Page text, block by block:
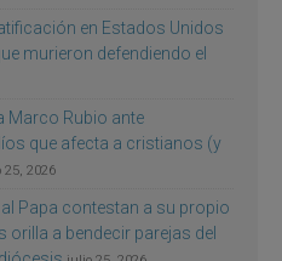
en Estados Unidos
murieron defendiendo el
Marco Rubio ante
que afecta a cristianos (y
25, 2026
Papa contestan a su propio
orilla a bendecir parejas del